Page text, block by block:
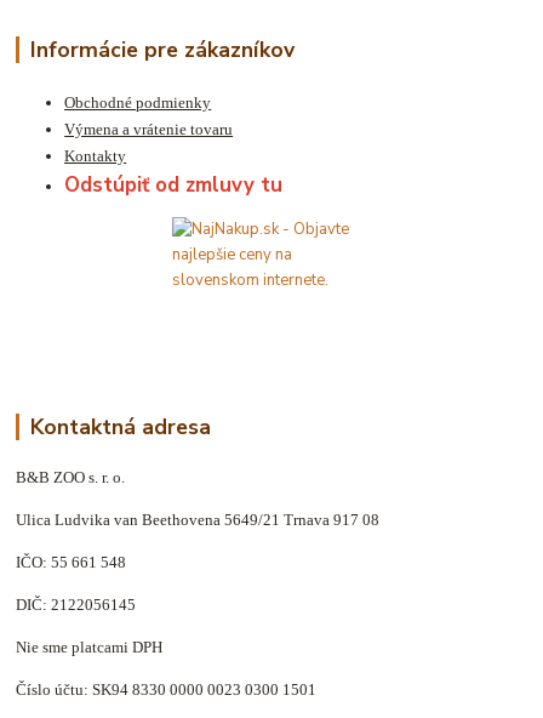
Informácie pre zákazníkov
Obchodné podmienky
Výmena a vrátenie tovaru
Kontakty
Odstúpiť od zmluvy tu
Kontaktná adresa
B&B ZOO s. r. o.
Ulica Ludvika van Beethovena 5649/21 Trnava 917 08
IČO: 55 661 548
DIČ: 2122056145
Nie sme platcami DPH
Číslo účtu: SK94 8330 0000 0023 0300 1501